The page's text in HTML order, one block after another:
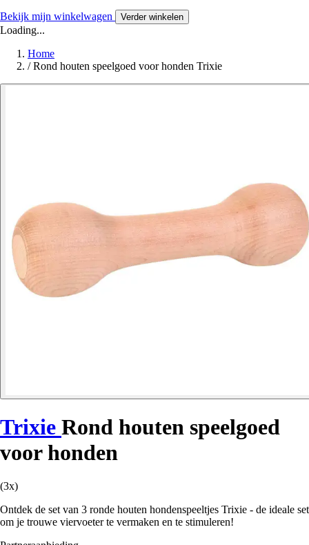
Bekijk mijn winkelwagen Verder winkelen
Loading...
Home
/ Rond houten speelgoed voor honden Trixie
Trixie Rond houten speelgoed
voor honden
(3x)
Ontdek de set van 3 ronde houten hondenspeeltjes Trixie - de ideale set
om je trouwe viervoeter te vermaken en te stimuleren!